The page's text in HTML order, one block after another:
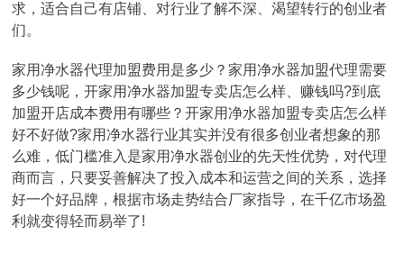
求，适合自己有店铺、对行业了解不深、渴望转行的创业者
们。
家用净水器代理加盟费用是多少？家用净水器加盟代理需要
多少钱呢，开家用净水器加盟专卖店怎么样、赚钱吗?到底
加盟开店成本费用有哪些？开家用净水器加盟专卖店怎么样
好不好做?家用净水器行业其实并没有很多创业者想象的那
么难，低门槛准入是家用净水器创业的先天性优势，对代理
商而言，只要妥善解决了投入成本和运营之间的关系，选择
好一个好品牌，根据市场走势结合厂家指导，在千亿市场盈
利就变得轻而易举了!